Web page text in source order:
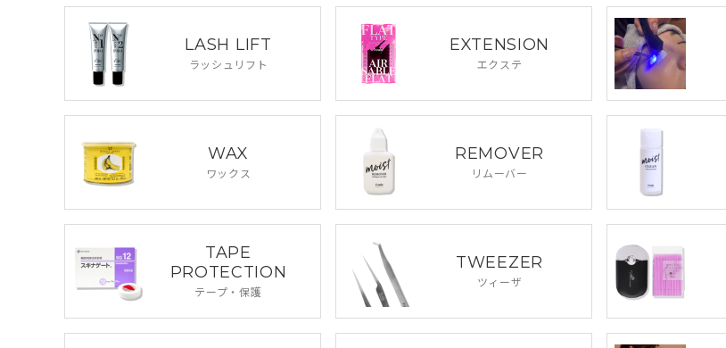
LASH LIFT
ラッシュリフト
EXTENSION
エクステ
WAX
ワックス
REMOVER
リムーバー
TAPE
PROTECTION
テープ・保護
TWEEZER
ツィーザ